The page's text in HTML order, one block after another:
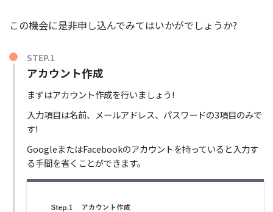
この機会に是非申し込んでみてはいかがでしょうか?
STEP.1
アカウント作成
まずはアカウント作成を行いましょう!
入力項目は名前、メールアドレス、パスワードの3項目のみで
す!
GoogleまたはFacebookのアカウントを持っていると入力す
る手間を省くことができます。